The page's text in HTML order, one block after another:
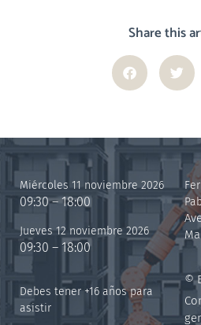
Share this
Miércoles 11 noviembre 2026
09:30 – 18:00
Jueves 12 noviembre 2026
09:30 – 18:00
Debes tener +16 años para
asistir
©